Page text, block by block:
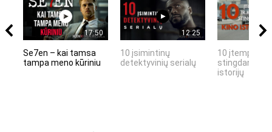
17:50
Se7en – kai tamsa
tampa meno kūriniu
12:25
10 įsimintinų
detektyvinių serialų
10 įtemptų,
stingdančių
istorijų